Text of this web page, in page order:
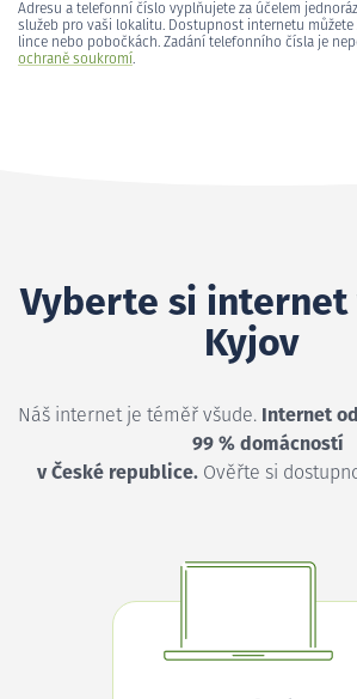
Adresu a telefonní číslo vyplňujete za účelem
služeb pro vaši lokalitu. Dostupnost internetu můžete
lince nebo pobočkách. Zadání telefonního čísla je
ochraně soukromí.
Vyberte si internet
Kyjov
Náš internet je téměř všude. Internet
99 % domácností
v České republice.Ověřte si